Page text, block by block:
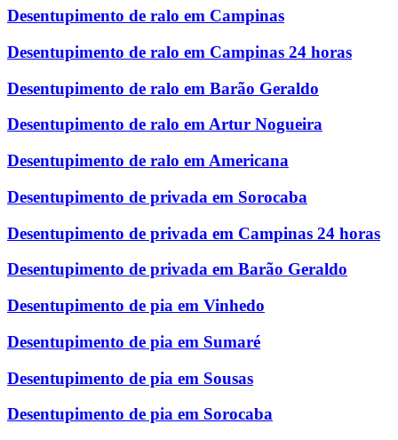
Desentupimento de ralo em Campinas
Desentupimento de ralo em Campinas 24 horas
Desentupimento de ralo em Barão Geraldo
Desentupimento de ralo em Artur Nogueira
Desentupimento de ralo em Americana
Desentupimento de privada em Sorocaba
Desentupimento de privada em Campinas 24 horas
Desentupimento de privada em Barão Geraldo
Desentupimento de pia em Vinhedo
Desentupimento de pia em Sumaré
Desentupimento de pia em Sousas
Desentupimento de pia em Sorocaba